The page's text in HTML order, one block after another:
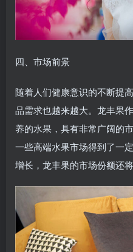
四、市场前景
随着人们健康意识的不断提
品需求也越来越大。龙丰果
养的水果，具有非常广阔的
一些高端水果市场得到了一
增长，龙丰果的市场份额还将